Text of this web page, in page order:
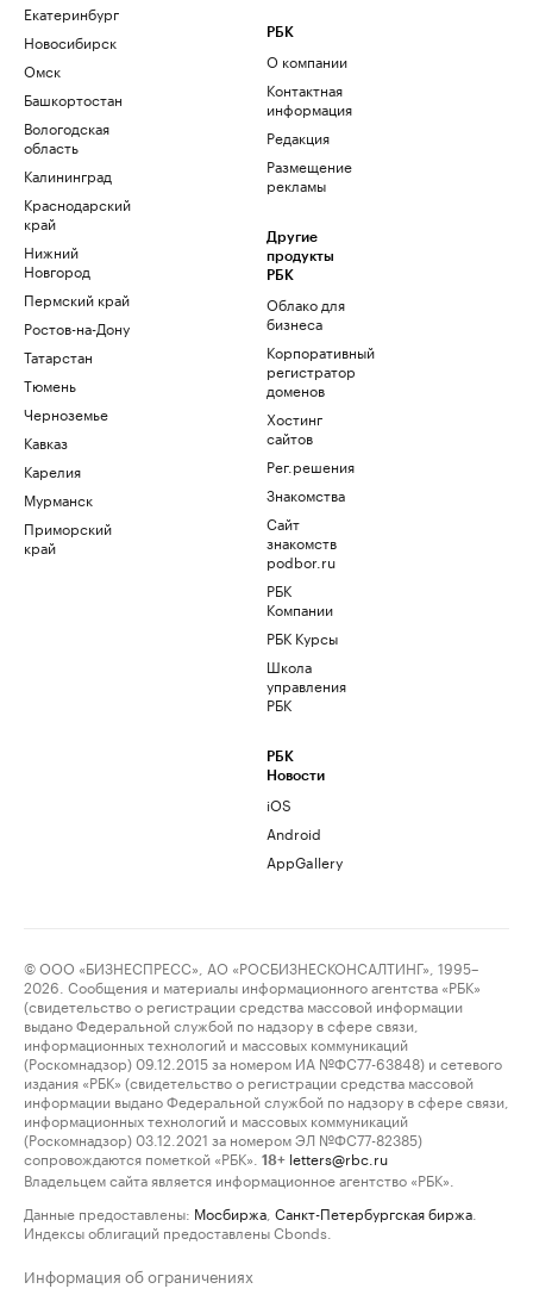
Екатеринбург
Новосибирск
Омск
Башкортостан
Вологодская
область
Калининград
Краснодарский
край
Нижний
Новгород
Пермский край
Ростов-на-Дону
Татарстан
Тюмень
Черноземье
Кавказ
Карелия
Мурманск
Приморский
край
РБК
О компании
Контактная
информация
Редакция
Размещение
рекламы
Другие
продукты
РБК
Облако для
бизнеса
Корпоративный
регистратор
доменов
Хостинг
сайтов
Рег.решения
Знакомства
Сайт
знакомств
podbor.ru
РБК
Компании
РБК Курсы
Школа
управления
РБК
РБК
Новости
iOS
Android
AppGallery
© ООО «БИЗНЕСПРЕСС», АО «РОСБИЗНЕСКОНСАЛТИНГ», 1995–
2026. Сообщения и материалы информационного агентства «РБК»
(свидетельство о регистрации средства массовой информации
выдано Федеральной службой по надзору в сфере связи,
информационных технологий и массовых коммуникаций
(Роскомнадзор) 09.12.2015 за номером ИА №ФС77-63848) и сетевого
издания «РБК» (свидетельство о регистрации средства массовой
информации выдано Федеральной службой по надзору в сфере связи,
информационных технологий и массовых коммуникаций
(Роскомнадзор) 03.12.2021 за номером ЭЛ №ФС77-82385)
сопровождаются пометкой «РБК».
18+ letters@rbc.ru
Владельцем сайта является информационное агентство «РБК».
Данные предоставлены: Мосбиржа Санкт-Петербургская биржа
Индексы облигаций предоставлены Cbonds.
Информация об ограничениях